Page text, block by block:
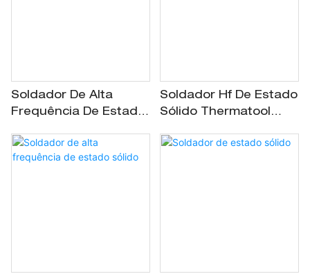
Soldador De Alta
Frequência De Estado
Soldador Hf De Estado
Sólido Thermatool